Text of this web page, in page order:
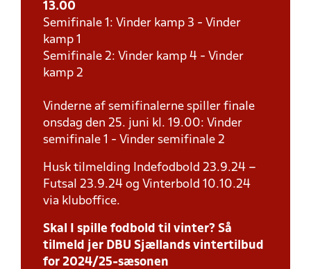
13.00
Semifinale 1: Vinder kamp 3 - Vinder
kamp 1
Semifinale 2: Vinder kamp 4 - Vinder
kamp 2
Vinderne af semifinalerne spiller finale
onsdag den 25. juni kl. 19.00: Vinder
semifinale 1 - Vinder semifinale 2
Husk tilmelding Indefodbold 23.9.24 –
Futsal 23.9.24 og Vinterbold 10.10.24
via kluboffice.
Skal I spille fodbold til vinter? Så
tilmeld jer DBU Sjællands vintertilbud
for 2024/25-sæsonen